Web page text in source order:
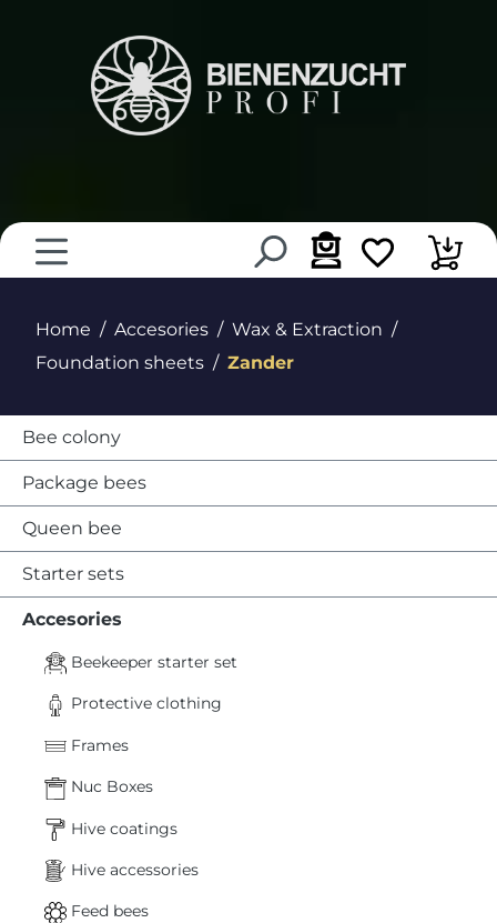
Home Accesories
Wax & Extraction
Foundation sheets
Zander
Bee colony
Package bees
Queen bee
Starter sets
Accesories
Beekeeper starter set
Protective clothing
Frames
Nuc Boxes
Hive coatings
Hive accessories
Feed bees